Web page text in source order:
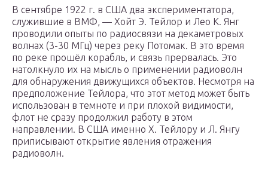
В сентябре 1922 г. в США два экспериментатора,
служившие в ВМФ, — Хойт Э. Тейлор и Лео К. Янг
проводили опыты по радиосвязи на декаметровых
волнах (3-30 МГц) через реку Потомак. В это время
по реке прошёл корабль, и связь прервалась. Это
натолкнуло их на мысль о применении радиоволн
для обнаружения движущихся объектов. Несмотря на
предположение Тейлора, что этот метод может быть
использован в темноте и при плохой видимости,
флот не сразу продолжил работу в этом
направлении. В США именно Х. Тейлору и Л. Янгу
приписывают открытие явления отражения
радиоволн.